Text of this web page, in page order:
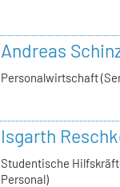
Andreas
Personalwirtschaft
Isgarth
Studentische
Personal)